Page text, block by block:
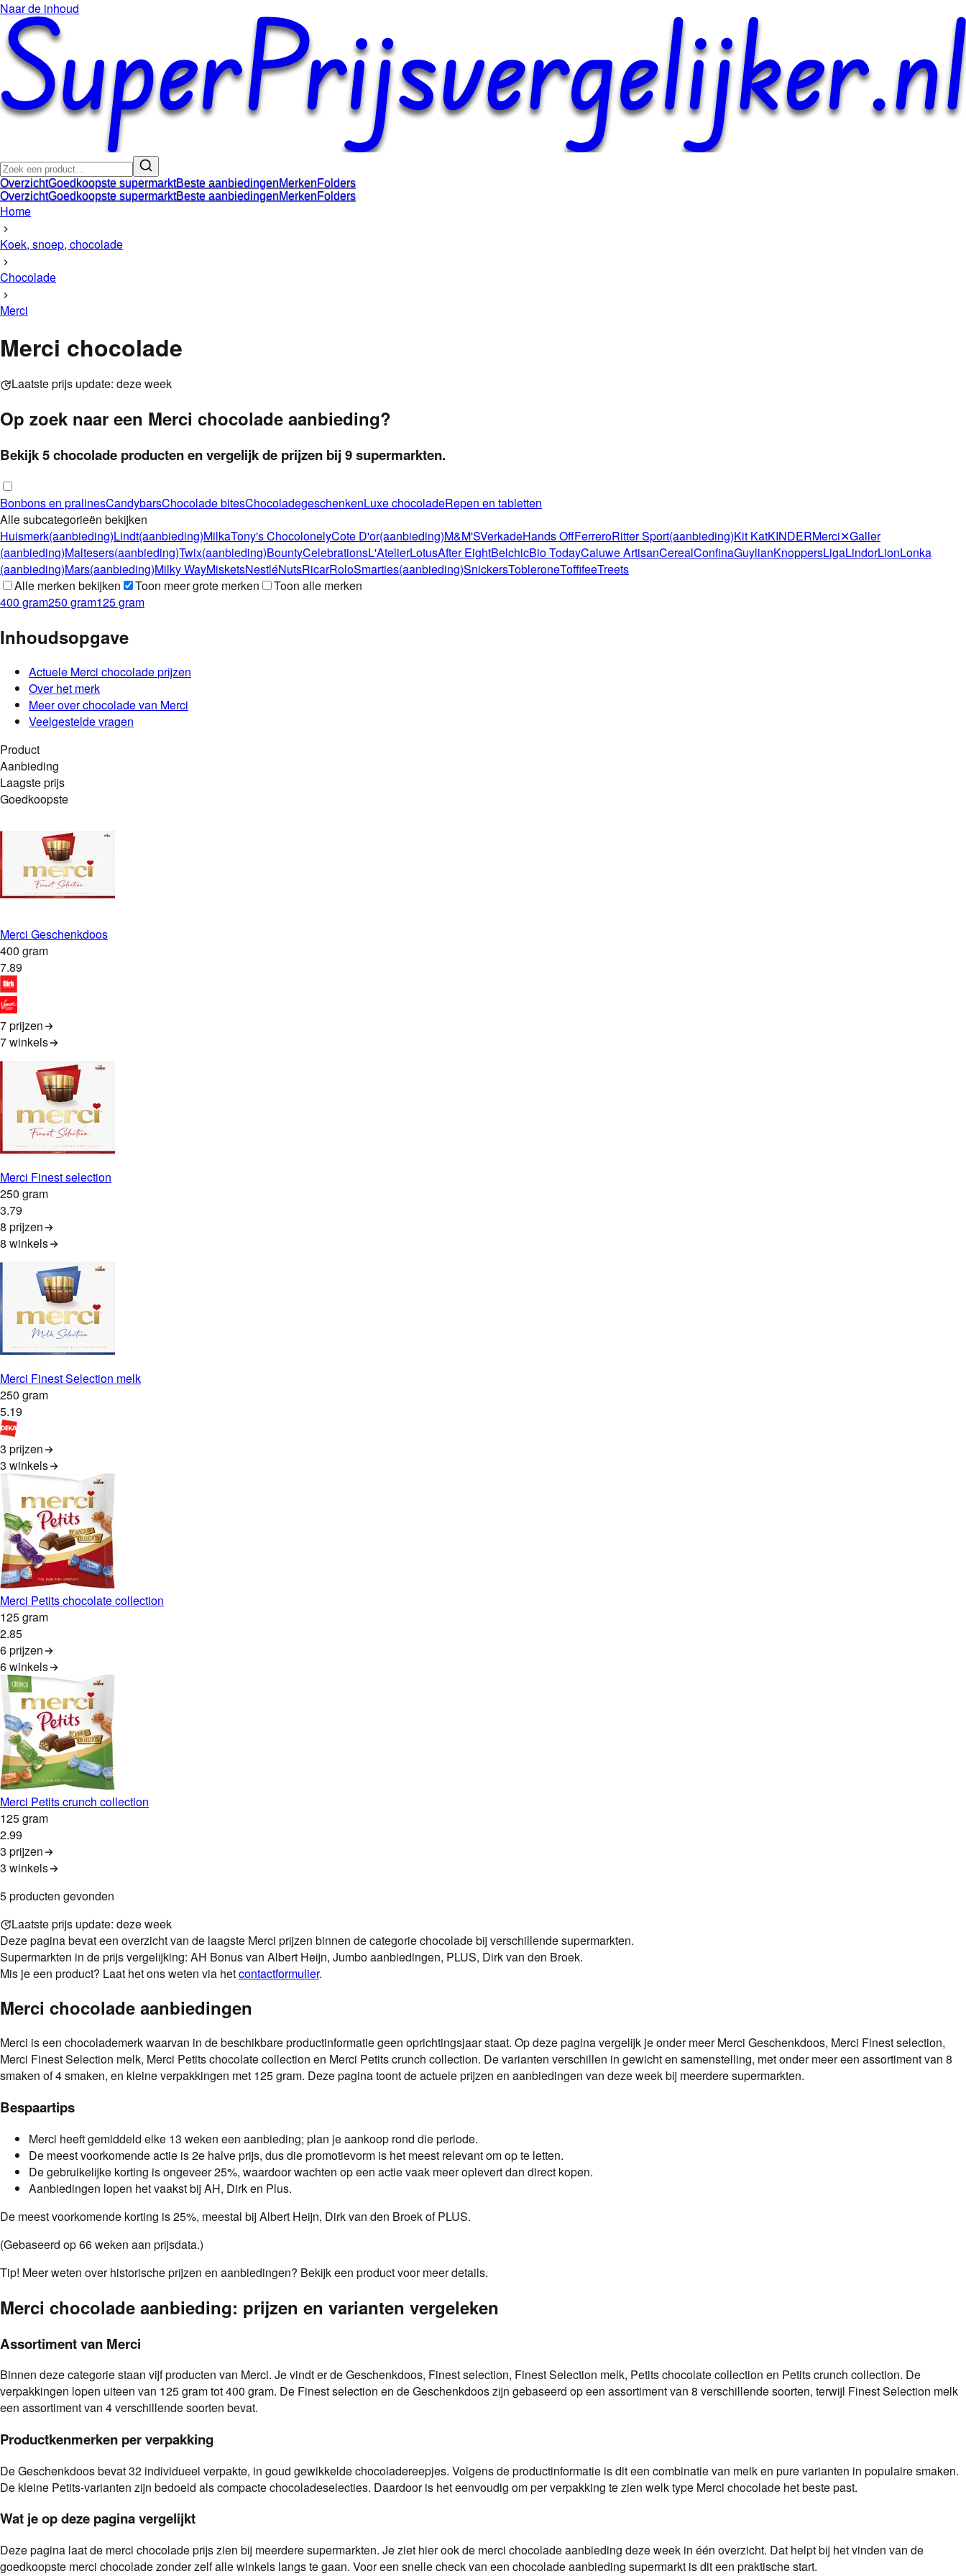
Naar de inhoud
OverzichtGoedkoopste supermarktBeste aanbiedingenMerkenFolders
OverzichtGoedkoopste supermarktBeste aanbiedingenMerkenFolders
Home
Koek, snoep, chocolade
Chocolade
Merci
Merci chocolade
Laatste prijs update: deze week
Op zoek naar een Merci chocolade aanbieding?
Bekijk5chocolade productenen vergelijk de prijzen bij 9supermarkten.
Bonbons en pralinesCandybarsChocolade bitesChocoladegeschenkenLuxe chocoladeRepen en tabletten
Alle subcategorieën bekijken
Huismerk(aanbieding)Lindt(aanbieding)MilkaTony's ChocolonelyCote D'or(aanbieding)M&M'SVerkadeHands OffFerreroRitter Sport(aanbieding)Kit KatKINDERMerci✕Galler
(aanbieding)Maltesers(aanbieding)Twix(aanbieding)BountyCelebrationsL'AtelierLotusAfter EightBelchicBio TodayCaluwe ArtisanCerealConfinaGuylianKnoppersLigaLindorLionLonka
(aanbieding)Mars(aanbieding)Milky WayMisketsNestléNutsRicarRoloSmarties(aanbieding)SnickersTobleroneToffifeeTreets
Alle merken bekijken
Toon meer grote merken
Toon alle merken
400 gram250 gram125 gram
Inhoudsopgave
Actuele Merci chocoladeprijzen
Over het merk
Meer over chocolade van Merci
Veelgestelde vragen
Product
Aanbieding
Laagste prijs
Goedkoopste
Merci Geschenkdoos
400 gram
7.89
7 prijzen
7winkels
Merci Finest selection
250 gram
3.79
8 prijzen
8 winkels
Merci Finest Selection melk
250 gram
5.19
3 prijzen
3 winkels
Merci Petits chocolate collection
125 gram
2.85
6 prijzen
6winkels
Merci Petits crunch collection
125 gram
2.99
3 prijzen
3 winkels
5producten gevonden
Laatste prijs update: deze week
Deze pagina bevat een overzicht van de laagste Merci prijzen binnen de categoriechocoladebij verschillende supermarkten.
Supermarkten in de prijs vergelijking: AH Bonus van Albert Heijn, Jumbo aanbiedingen, PLUS, Dirk van den Broek.
Mis je een product? Laat het ons weten via hetcontactformulier.
Merci chocolade aanbiedingen
Merci is een chocolademerk waarvan in de beschikbare productinformatie geen oprichtingsjaar staat. Op deze pagina vergelijk je onder meer Merci Geschenkdoos, Merci Finest selection,
Merci Finest Selection melk, Merci Petits chocolate collection en Merci Petits crunch collection. De varianten verschillen in gewicht en samenstelling, met onder meer een assortiment van 8
smaken of 4 smaken, en kleine verpakkingen met 125 gram. Deze pagina toont de actuele prijzen en aanbiedingen van deze week bij meerdere supermarkten.
Bespaartips
Merci heeft gemiddeld elke 13 weken een aanbieding; plan je aankoop rond die periode.
De meest voorkomende actie is 2e halve prijs, dus die promotievorm is het meest relevant om op te letten.
De gebruikelijke korting is ongeveer 25%, waardoor wachten op een actie vaak meer oplevert dan direct kopen.
Aanbiedingen lopen het vaakst bij AH, Dirk en Plus.
De meest voorkomende korting is25%, meestal bijAlbert Heijn, Dirk van den Broek of PLUS.
(Gebaseerd op66weken aan prijsdata.)
Tip! Meer weten over historische prijzen en aanbiedingen? Bekijk een product voor meer details.
Merci chocolade aanbieding: prijzen en varianten vergeleken
Assortiment van Merci
Binnen deze categorie staan vijf producten van Merci. Je vindt er de Geschenkdoos, Finest selection, Finest Selection melk, Petits chocolate collection en Petits crunch collection. De
verpakkingen lopen uiteen van 125 gram tot 400 gram. De Finest selection en de Geschenkdoos zijn gebaseerd op een assortiment van 8 verschillende soorten, terwijl Finest Selection melk
een assortiment van 4 verschillende soorten bevat.
Productkenmerken per verpakking
De Geschenkdoos bevat 32 individueel verpakte, in goud gewikkelde chocoladereepjes. Volgens de productinformatie is dit een combinatie van melk en pure varianten in populaire smaken.
De kleine Petits-varianten zijn bedoeld als compacte chocoladeselecties. Daardoor is het eenvoudig om per verpakking te zien welk type Merci chocolade het beste past.
Wat je op deze pagina vergelijkt
Deze pagina laat de merci chocolade prijs zien bij meerdere supermarkten. Je ziet hier ook de merci chocolade aanbieding deze week in één overzicht. Dat helpt bij het vinden van de
goedkoopste merci chocolade zonder zelf alle winkels langs te gaan. Voor een snelle check van een chocolade aanbieding supermarkt is dit een praktische start.